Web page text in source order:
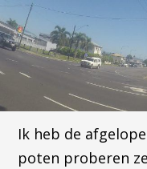
Ik heb de
poten proberen